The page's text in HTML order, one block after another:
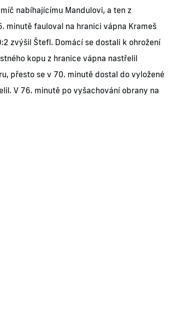
nabíhajícímu Mandulovi, a ten z
minutě fauloval na hranici vápna Krameš
zvýšil Štefl. Domácí se dostali k ohrožení
kopu z hranice vápna nastřelil
přesto se v 70. minutě dostal do vyložené
V 76. minutě po vyšachování obrany na